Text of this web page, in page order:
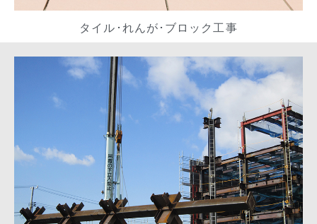
タイル･れんが･ブロック工事